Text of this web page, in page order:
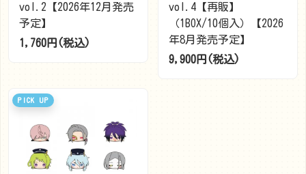
vol.2【2026年12月発売
予定】
1,760円(税込)
vol.4【再販】
（1BOX/10個入）【2026
年8月発売予定】
9,900円(税込)